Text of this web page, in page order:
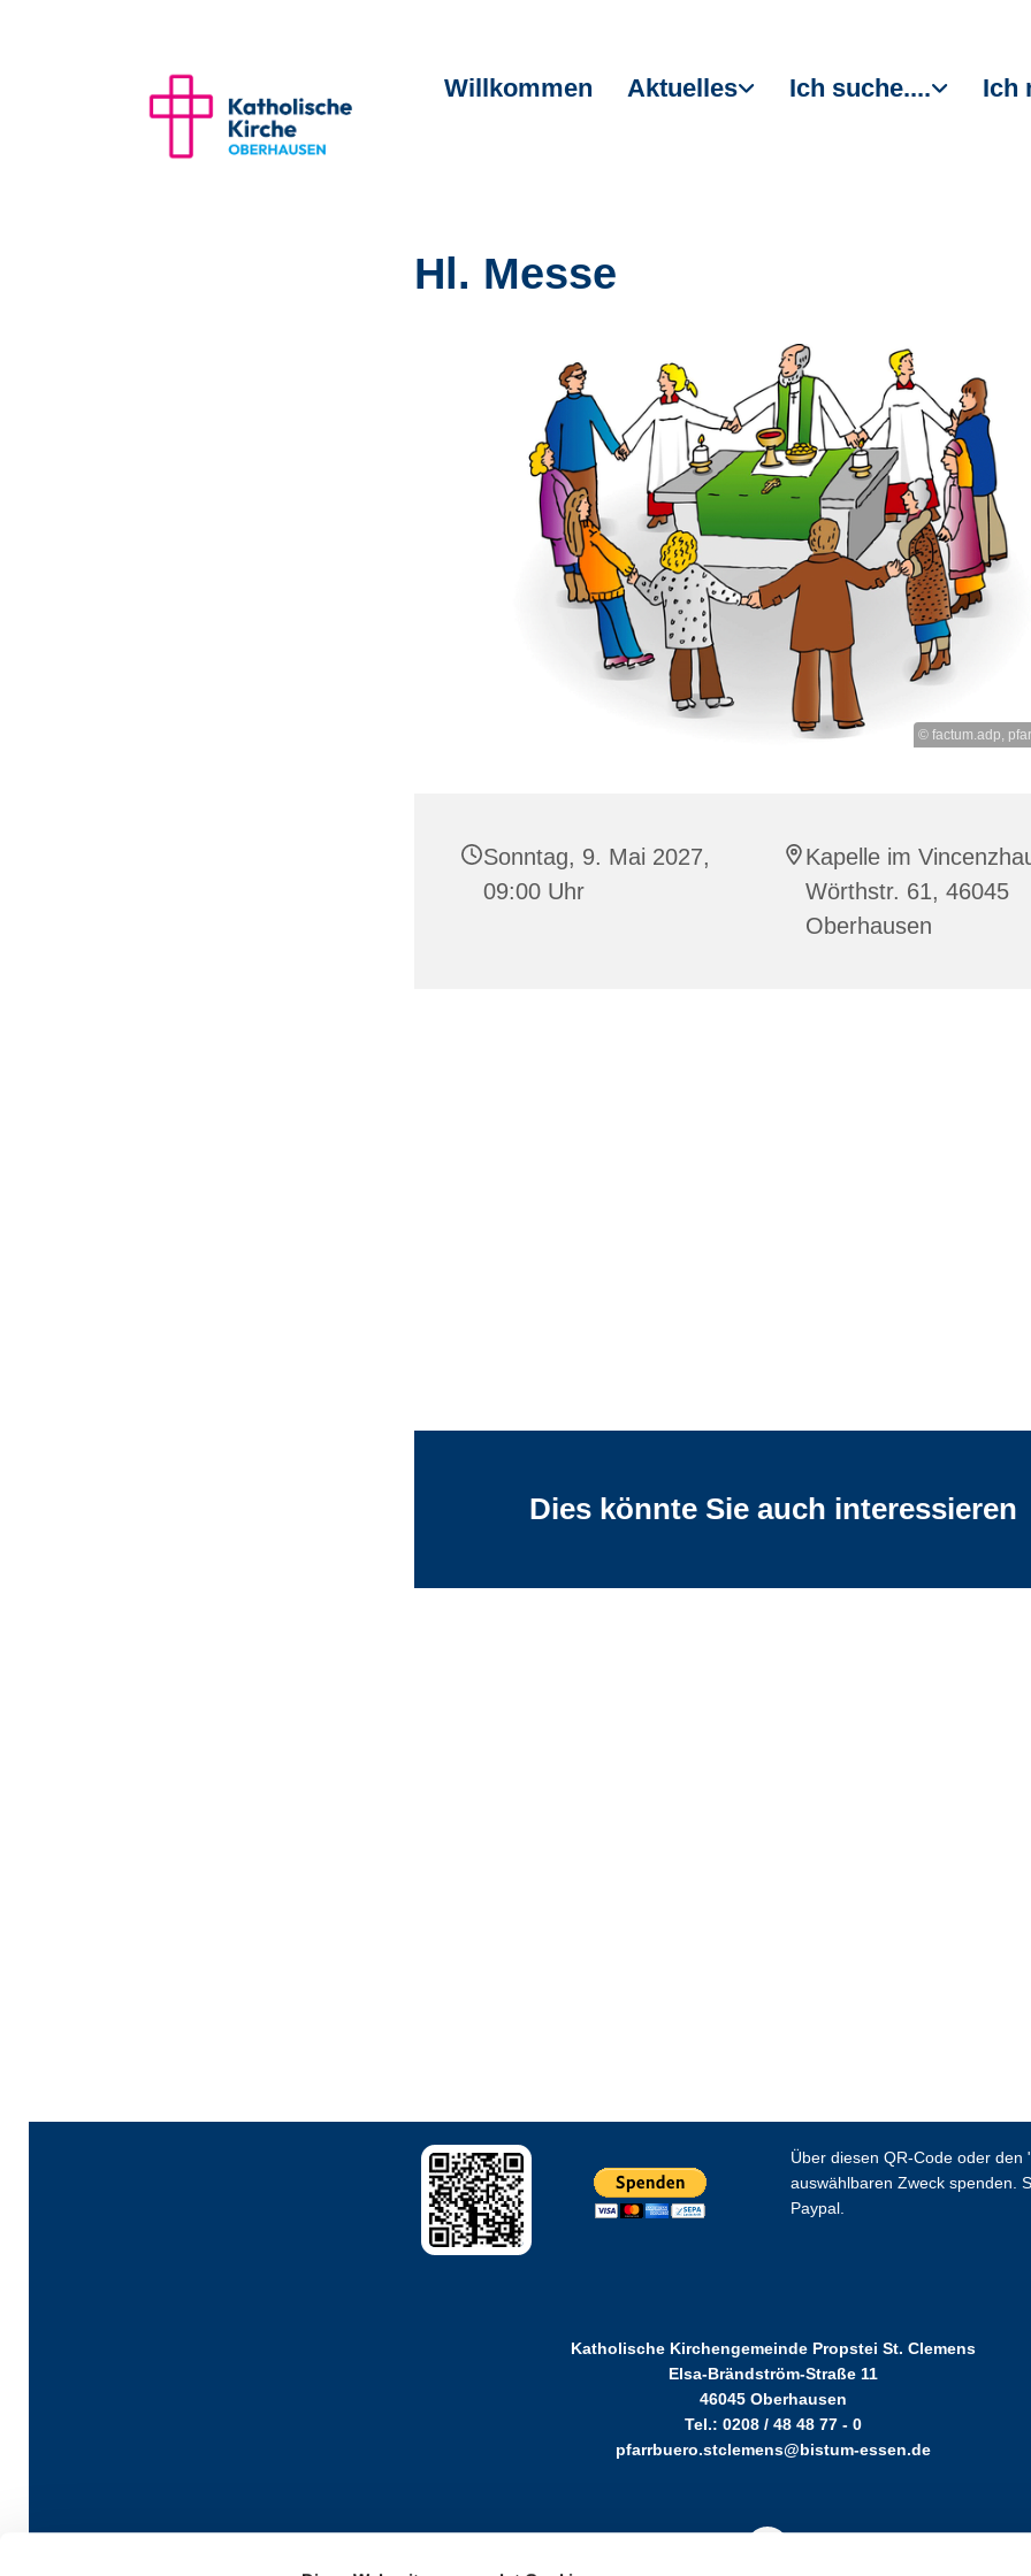
Willkommen Aktuelles Ich suche.... Ich
Hl. Messe
© factum.adp,
Sonntag, 9. Mai 2027,
09:00 Uhr
Kapelle im
Wörthstr. 61, 46045
Oberhausen
Dies könnte Sie auch interessieren
Über diesen QR-Code oder den
auswählbaren Zweck spenden.
Paypal.
Katholische Kirchengemeinde Propstei St. Clemens
Elsa-Brändström-Straße 11
46045 Oberhausen
Tel.: 0208 / 48 48 77 - 0
pfarrbuero.stclemens@bistum-essen.de